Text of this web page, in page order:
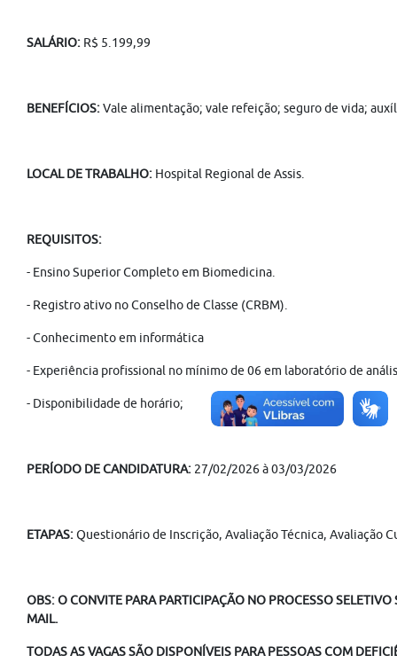
SALÁRIO: R$ 5.199,99
BENEFÍCIOS:Vale alimentação; vale refeição; seguro de vida;
LOCAL DE TRABALHO: Hospital Regional de Assis.
REQUISITOS:
- Ensino Superior Completo em Biomedicina.
- Registro ativo no Conselho de Classe (CRBM).
- Conhecimento em informática
- Experiência profissional no mínimo de 06 em laboratório de
- Disponibilidade de horário;
PERÍODO DE CANDIDATURA: 27/02/2026 à 03/03/2026
ETAPAS:Questionário de Inscrição, Avaliação Técnica, Avaliação
OBS: O CONVITE PARA PARTICIPAÇÃO NO PROCESSO SELETIVO
MAIL.
TODAS AS VAGAS SÃO DISPONÍVEIS PARA PESSOAS COM